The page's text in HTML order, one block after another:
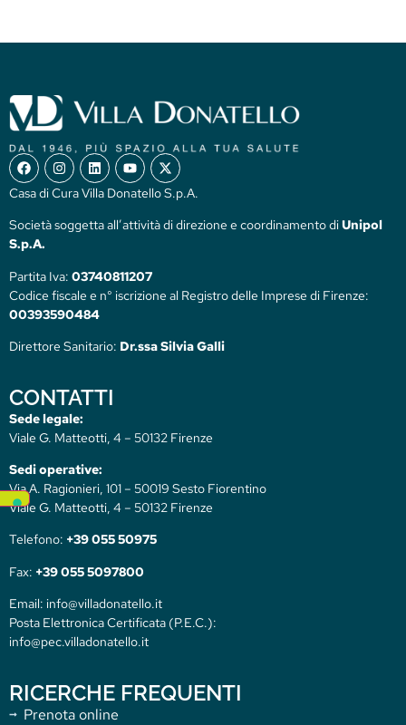
Casa di Cura Villa Donatello S.p.A.
Società soggetta all’attività di direzione e coordinamento diUnipol
S.p.A.
Partita Iva: 03740811207
Codice fiscale e n° iscrizione al Registro delle Imprese di Firenze:
00393590484
Direttore Sanitario: Dr.ssa Silvia Galli
CONTATTI
Sede legale:
Viale G. Matteotti, 4 – 50132 Firenze
Sedi operative:
Via A. Ragionieri, 101 – 50019 Sesto Fiorentino
Viale G. Matteotti, 4 – 50132 Firenze
Telefono: +39 055 50975
Fax: +39 055 5097800
Email: info@villadonatello.it
Posta Elettronica Certificata (P.E.C.):
info@pec.villadonatello.it
RICERCHE FREQUENTI
Prenota online